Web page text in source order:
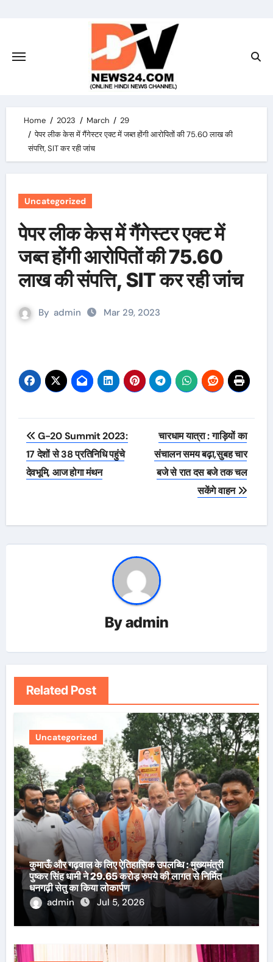
Home 2023 March
29
पेपर लीक केस में गैंगेस्टर एक्ट में जब्त होंगी आरोपितों की 75.60 लाख की
संपत्ति, SIT कर रही जांच
Uncategorized
पेपर लीक केस में गैंगेस्टर एक्ट में
जब्त होंगी आरोपितों की 75.60
लाख की संपत्ति, SIT कर रही जांच
By admin Mar 29, 2023
Post
navigation
G-20 Summit 2023:
17 देशों से 38 प्रतिनिधि पहुंचे
देवभूमि, आज होगा मंथन
चारधाम यात्रा : गाड़ियों का
संचालन समय बढ़ा,सुबह चार
बजे से रात दस बजे तक चल
सकेंगे वाहन
Byadmin
Related Post
Uncategorized
कुमाऊँ और गढ़वाल के लिए ऐतिहासिक उपलब्धि : मुख्यमंत्री
पुष्कर सिंह धामी ने 29.65 करोड़ रुपये की लागत से निर्मित
धनगढ़ी सेतु का किया लोकार्पण
admin
Jul 5, 2026